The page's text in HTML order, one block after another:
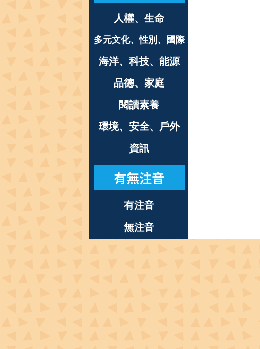
人權、生命
多元文化、性別、國際
海洋、科技、能源
品德、家庭
閱讀素養
環境、安全、戶外
資訊
有無注音
有注音
無注音